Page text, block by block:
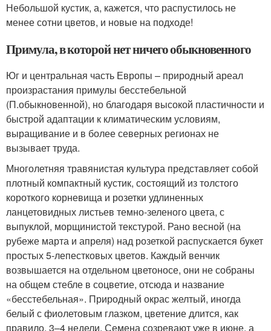
Небольшой кустик, а, кажется, что распустилось не
менее сотни цветов, и новые на подходе!
Примула, в которой нет ничего обыкновенного
Юг и центральная часть Европы – природный ареал
произрастания примулы бесстебельной
(П.обыкновенной), но благодаря высокой пластичности и
быстрой адаптации к климатическим условиям,
выращивание и в более северных регионах не
вызывает труда.
Многолетняя травянистая культура представляет собой
плотный компактный кустик, состоящий из толстого
короткого корневища и розетки удлиненных
ланцетовидных листьев темно-зеленого цвета, с
выпуклой, морщинистой текстурой. Рано весной (на
рубеже марта и апреля) над розеткой распускается букет
простых 5-лепестковых цветов. Каждый венчик
возвышается на отдельном цветоносе, они не собраны
на общем стебле в соцветие, отсюда и название
«бесстебельная». Природный окрас желтый, иногда
белый с фиолетовым глазком, цветение длится, как
правило, 3–4 недели. Семена созревают уже в июне, а